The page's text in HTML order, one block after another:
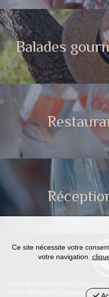
Balades
Maison des vins du Languedoc
Ce site nécessite votre
votre navigation.